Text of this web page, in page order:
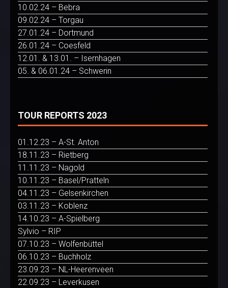
10.02.24 – Bebra
09.02.24 – Torgau
27.01.24 – Dortmund
26.01.24 – Coesfeld
12.01. & 13.01. – Isernhagen
05. & 06.01.24 – Schwerin
TOUR REPORTS 2023
01.12.23 – A-St. Anton
18.11.23 – Rietberg
11.11.23 – Nagold
10.11.23 – Basel/Pratteln
04.11.23 – Gelsenkirchen
03.11.23 – Koblenz
14.10.23 – A-Spielberg
Sylvio – RIP
07.10.23 – Wolfenbüttel
06.10.23 – Buchholz
23.09.23 – NL-Heerenveen
22.09.23 – Leverkusen